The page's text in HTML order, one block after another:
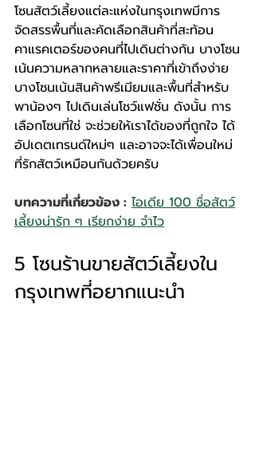
โซนสัตว์เลี้ยงแต่ละแห่งในกรุงเทพมีการ
จัดสรรพื้นที่และคัดเลือกสินค้าที่สะท้อน
คาแรคเตอร์ของคนที่ไปเดินต่างกัน บางโซน
เน้นความหลากหลายและราคาที่เข้าถึงง่าย
บางโซนเน้นสินค้าพรีเมียมและพื้นที่สำหรับ
พาน้องๆ ไปเดินเล่นโชว์แฟชั่น ดังนั้น การ
เลือกโซนที่ใช่ จะช่วยให้เราได้ของที่ถูกใจ ได้
อัปเดตเทรนด์ใหม่ๆ และอาจจะได้เพื่อนใหม่
ที่รักสัตว์เหมือนกันด้วยครับ
บทความที่เกี่ยวข้อง : ไอเดีย 100 ชื่อสัตว์
เลี้ยงน่ารัก ๆ เรียกง่าย จำไว
5 โซนร้านขายสัตว์เลี้ยงใน
กรุงเทพที่อยากแนะนำ